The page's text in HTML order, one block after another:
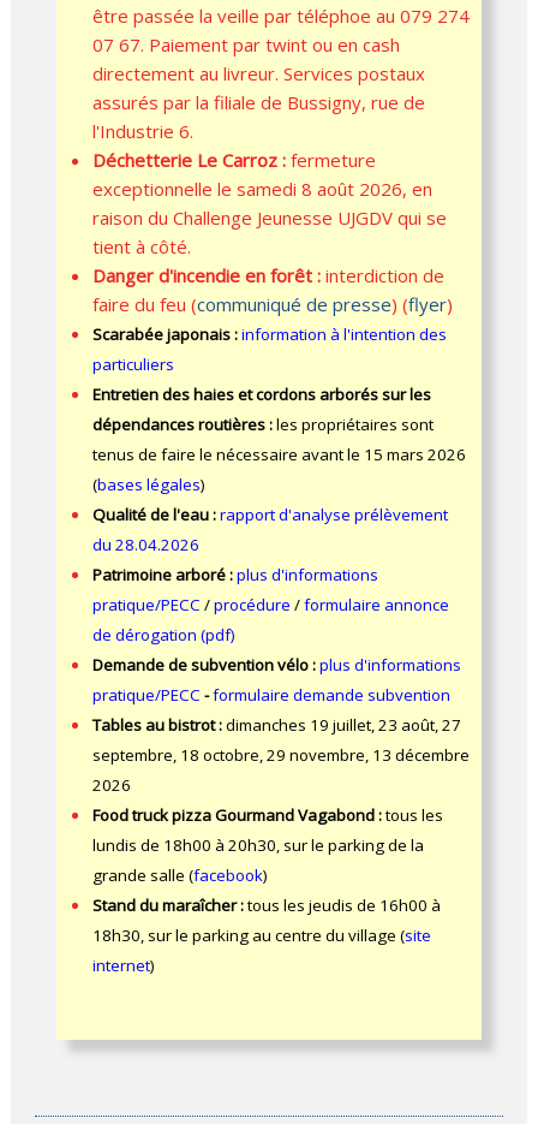
être passée la veille par téléphoe au 079 274
07 67. Paiement par twint ou en cash
directement au livreur. Services postaux
assurés par la filiale de Bussigny, rue de
l'Industrie 6.
Déchetterie Le Carroz :fermeture
exceptionnelle le samedi 8 août 2026, en
raison du Challenge Jeunesse UJGDV qui se
tient à côté.
Danger d'incendie en forêt :interdiction de
faire du feu (communiqué de presse) (flyer)
Scarabée japonais :information à l'intention des
particuliers
Entretien des haies et cordons arborés sur les
dépendances routières :les propriétaires sont
tenus de faire le nécessaire avant le 15 mars 2026
(bases légales)
Qualité de l'eau :rapport d'analyse prélèvement
du 28.04.2026
Patrimoine arboré :plus d'informations
pratique/PECC /procédure /formulaire annonce
de dérogation (pdf)
Demande de subvention vélo :plus d'informations
pratique/PECC -formulaire demande subvention
Tables au bistrot :dimanches 19 juillet, 23 août, 27
septembre, 18 octobre, 29 novembre, 13 décembre
2026
Food truck pizza Gourmand Vagabond :tous les
lundis de 18h00 à 20h30, sur le parking de la
grande salle (facebook)
Stand du maraîcher :tous les jeudis de 16h00 à
18h30, sur le parking au centre du village (site
internet)